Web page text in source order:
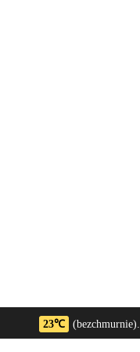
23℃ (bezchmurnie).